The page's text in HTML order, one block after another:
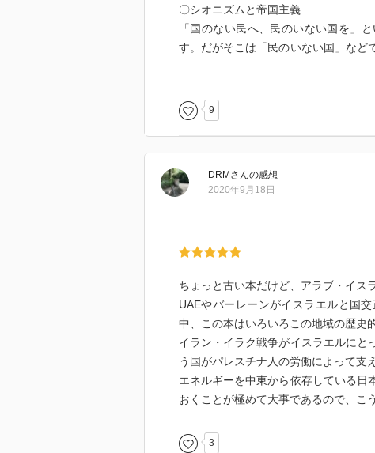
〇シオニズムと帝国主義
「国のない民へ、民のいない国を」
す。だがそこは「民のいない国」など
度。・・そこにヨーロッパのユダヤ
話であった。・・しかしその無茶が無
ッパに充満していた。
そのためアジアやアフリカなどヨーロ
シオニズムもこうした時代精神の落と
なるほど・・ヨーロッパに渡ったユ
→ヨーロッパからやってきた人間が成
〇1900年の人口比率、
ユダヤ人はパレスチナの総人口の一割
1914年
ユダヤ人85000人、パレスチナ人70万
〇土地を売り渡したパレスチナ人
不在地主たちがシオニストに土地を売
9
DRM さんの感想
2020年9月18日
ちょっと古い本だけど、アラブ・イス
UAEやバーレーンがイスラエルと国
中、この本はいろいろこの地域の歴史
イラン・イラク戦争がイスラエルにと
う国がパレスチナ人の労働によって支
エネルギーを中東から依存している日
おくことが極めて大事であるので、こ
3